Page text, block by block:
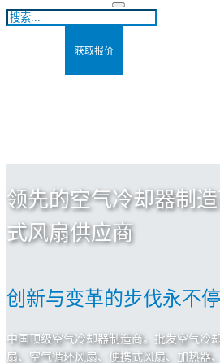
搜
获取报价
领先的空气冷却器制
式风扇供应商
创新与变革的步伐永不
中国顶级空气冷却器制造商。批发空气冷
扇、空气循环风扇、便携式风扇、加热器